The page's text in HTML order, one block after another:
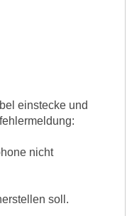
einstecke und
nicht
soll.